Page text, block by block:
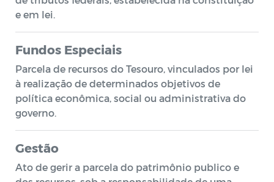
e em lei.
Fundos Especiais
Parcela de recursos do Tesouro, vinculados por lei
à realização de determinados objetivos de
política econômica, social ou administrativa do
governo.
Gestão
Ato de gerir a parcela do patrimônio publico e